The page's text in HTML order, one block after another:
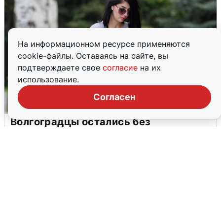
На информационном ресурсе применяются
cookie-файлы. Оставаясь на сайте, вы
подтверждаете свое согласие на их
использование.
Согласен
Волгоградцы остались без